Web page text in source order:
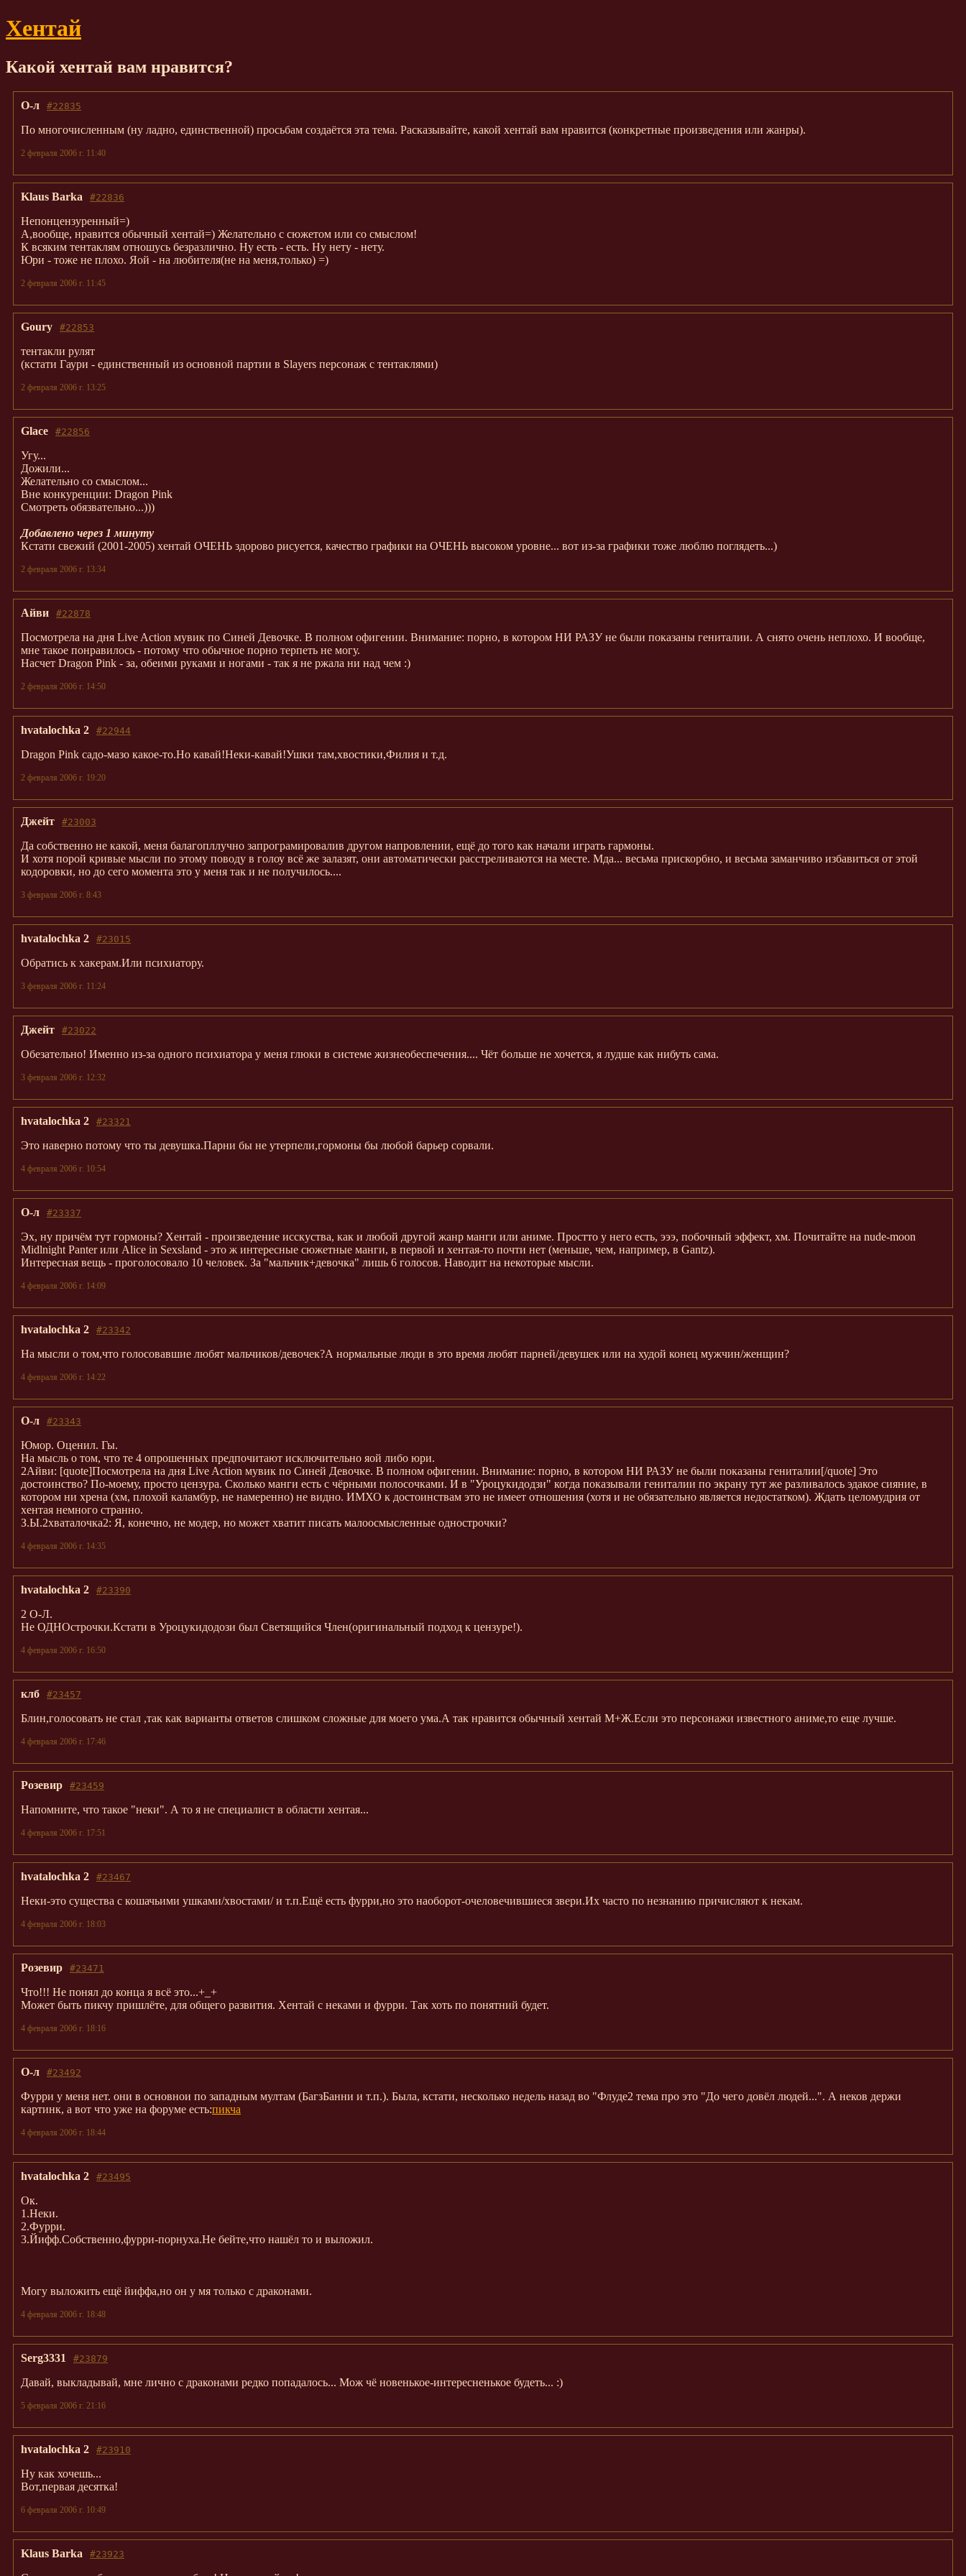
Хентай
Какой хентай вам нравится?
#22835
О-л
По многочисленным (ну ладно, единственной) просьбам создаётся эта тема. Расказывайте, какой хентай вам нравится (конкретные произведения или жанры).
2 февраля 2006 г. 11:40
#22836
Klaus Barka
Непонцензуренный=)
А,вообще, нравится обычный хентай=) Желательно с сюжетом или со смыслом!
К всяким тентаклям отношусь безразлично. Ну есть - есть. Ну нету - нету.
Юри - тоже не плохо. Яой - на любителя(не на меня,только) =)
2 февраля 2006 г. 11:45
#22853
Goury
тентакли рулят
(кстати Гаури - единственный из основной партии в Slayers персонаж с тентаклями)
2 февраля 2006 г. 13:25
#22856
Glace
Угу...
Дожили...
Желательно со смыслом...
Вне конкуренции: Dragon Pink
Смотреть обязвательно...)))
Добавлено через 1 минуту
Кстати свежий (2001-2005) хентай ОЧЕНЬ здорово рисуется, качество графики на ОЧЕНЬ высоком уровне... вот из-за графики тоже люблю поглядеть...)
2 февраля 2006 г. 13:34
#22878
Айви
Посмотрела на дня Live Action мувик по Синей Девочке. В полном офигении. Внимание: порно, в котором НИ РАЗУ не были показаны гениталии. А снято очень неплохо. И вообще,
мне такое понравилось - потому что обычное порно терпеть не могу.
Насчет Dragon Pink - за, обеими руками и ногами - так я не ржала ни над чем :)
2 февраля 2006 г. 14:50
#22944
hvatalochka 2
Dragon Pink садо-мазо какое-то.Но кавай!Неки-кавай!Ушки там,хвостики,Филия и т.д.
2 февраля 2006 г. 19:20
#23003
Джейт
Да собственно не какой, меня балагопллучно запрограмировалив другом напровлении, ещё до того как начали играть гармоны.
И хотя порой кривые мысли по этому поводу в голоу всё же залазят, они автоматически расстреливаются на месте. Мда... весьма прискорбно, и весьма заманчиво избавиться от этой
кодоровки, но до сего момента это у меня так и не получилось....
3 февраля 2006 г. 8:43
#23015
hvatalochka 2
Обратись к хакерам.Или психиатору.
3 февраля 2006 г. 11:24
#23022
Джейт
Обезательно! Именно из-за одного психиатора у меня глюки в системе жизнеобеспечения.... Чёт больше не хочется, я лудше как нибуть сама.
3 февраля 2006 г. 12:32
#23321
hvatalochka 2
Это наверно потому что ты девушка.Парни бы не утерпели,гормоны бы любой барьер сорвали.
4 февраля 2006 г. 10:54
#23337
О-л
Эх, ну причём тут гормоны? Хентай - произведение исскуства, как и любой другой жанр манги или аниме. Простто у него есть, эээ, побочный эффект, хм. Почитайте на nude-moon
Midlnight Panter или Alice in Sexsland - это ж интересные сюжетные манги, в первой и хентая-то почти нет (меньше, чем, например, в Gantz).
Интересная вещь - проголосовало 10 человек. За "мальчик+девочка" лишь 6 голосов. Наводит на некоторые мысли.
4 февраля 2006 г. 14:09
#23342
hvatalochka 2
На мысли о том,что голосовавшие любят мальчиков/девочек?А нормальные люди в это время любят парней/девушек или на худой конец мужчин/женщин?
4 февраля 2006 г. 14:22
#23343
О-л
Юмор. Оценил. Гы.
На мысль о том, что те 4 опрошенных предпочитают исключительно яой либо юри.
2Айви: [quote]Посмотрела на дня Live Action мувик по Синей Девочке. В полном офигении. Внимание: порно, в котором НИ РАЗУ не были показаны гениталии[/quote] Это
достоинство? По-моему, просто цензура. Сколько манги есть с чёрными полосочками. И в "Уроцукидодзи" когда показывали гениталии по экрану тут же разливалось эдакое сияние, в
котором ни хрена (хм, плохой каламбур, не намеренно) не видно. ИМХО к достоинствам это не имеет отношения (хотя и не обязательно является недостатком). Ждать целомудрия от
хентая немного странно.
З.Ы.2хваталочка2: Я, конечно, не модер, но может хватит писать малоосмысленные однострочки?
4 февраля 2006 г. 14:35
#23390
hvatalochka 2
2 О-Л.
Не ОДНОстрочки.Кстати в Уроцукидодози был Светящийся Член(оригинальный подход к цензуре!).
4 февраля 2006 г. 16:50
#23457
клб
Блин,голосовать не стал ,так как варианты ответов слишком сложные для моего ума.А так нравится обычный хентай М+Ж.Если это персонажи известного аниме,то еще лучше.
4 февраля 2006 г. 17:46
#23459
Розевир
Напомните, что такое "неки". А то я не специалист в области хентая...
4 февраля 2006 г. 17:51
#23467
hvatalochka 2
Неки-это существа с кошачьими ушками/хвостами/ и т.п.Ещё есть фурри,но это наоборот-очеловечившиеся звери.Их часто по незнанию причисляют к некам.
4 февраля 2006 г. 18:03
#23471
Розевир
Что!!! Не понял до конца я всё это...+_+
Может быть пикчу пришлёте, для общего развития. Хентай с неками и фурри. Так хоть по понятний будет.
4 февраля 2006 г. 18:16
#23492
О-л
Фурри у меня нет. они в основнои по западным мултам (БагзБанни и т.п.). Была, кстати, несколько недель назад во "Флуде2 тема про это "До чего довёл людей...". А неков держи
картинк, а вот что уже на форуме есть:пикча
4 февраля 2006 г. 18:44
#23495
hvatalochka 2
Ок.
1.Неки.
2.Фурри.
3.Йифф.Собственно,фурри-порнуха.Не бейте,что нашёл то и выложил.
Могу выложить ещё йиффа,но он у мя только с драконами.
4 февраля 2006 г. 18:48
#23879
Serg3331
Давай, выкладывай, мне лично с драконами редко попадалось... Мож чё новенькое-интересненькое будеть... :)
5 февраля 2006 г. 21:16
#23910
hvatalochka 2
Ну как хочешь...
Вот,первая десятка!
6 февраля 2006 г. 10:49
#23923
Klaus Barka